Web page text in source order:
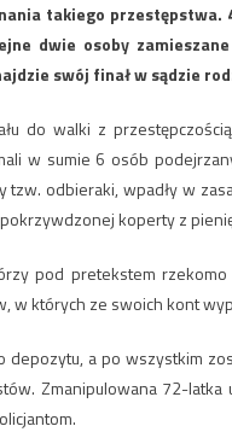
takiego
dwie osoby
swój finał w sądzie
do walki z
w sumie 6 osób
odbieraki, wpadły w
koperty z
pod pretekstem
w których ze swoich kont
depozytu, a po wszystkim
Zmanipulowana 72-